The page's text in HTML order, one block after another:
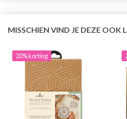
MISSCHIEN VIND JE DEZE OOK
20% korting